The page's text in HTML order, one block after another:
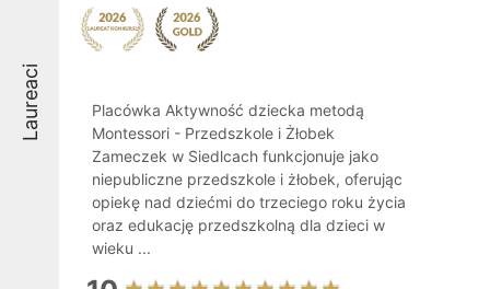
Laureaci
Placówka Aktywność dziecka metodą
Montessori - Przedszkole i Żłobek
Zameczek w Siedlcach funkcjonuje jako
niepubliczne przedszkole i żłobek, oferując
opiekę nad dziećmi do trzeciego roku życia
oraz edukację przedszkolną dla dzieci w
wieku ...